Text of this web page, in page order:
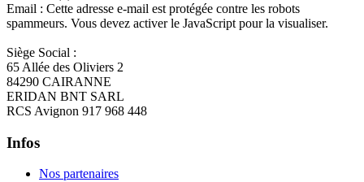
Email : Cette adresse e-mail est protégée contre les robots
spammeurs. Vous devez activer le JavaScript pour la visualiser.
Siège Social :
65 Allée des Oliviers 2
84290 CAIRANNE
ERIDAN BNT SARL
RCS Avignon 917 968 448
Infos
Nos partenaires